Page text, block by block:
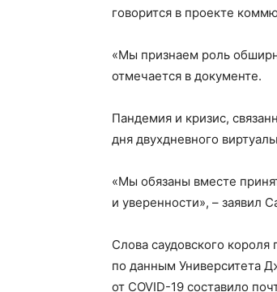
говорится в проекте
«Мы признаем роль
отмечается в документе.
Пандемия и кризис,
дня двухдневного
«Мы обязаны вместе
и уверенности», – заявил
Слова саудовского короля
по данным Университета
от COVID-19 составило